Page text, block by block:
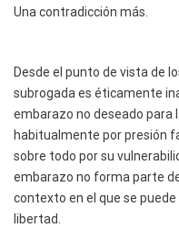
Una contradicción más.
Desde el punto de vista de
subrogada es éticamente
embarazo no deseado para
habitualmente por presión
sobre todo por su
embarazo no forma parte
contexto en el que se
libertad.